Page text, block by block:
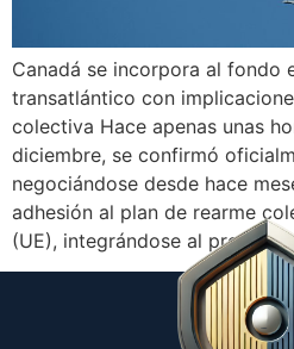
Canadá se incorpora al fondo
transatlántico con
colectiva Hace apenas unas
diciembre, se confirmó
negociándose desde hace
adhesión al plan de rearme
(UE), integrándose al